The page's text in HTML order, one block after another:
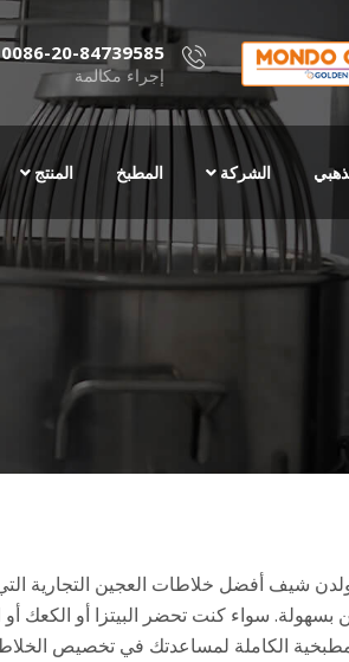
0086-20-84739585
إجراء مكالمة
الشركة المطبخ المنتج
شيف أفضل خلاطات العجين التجارية
الكاملة لمساعدتك في تخصيص